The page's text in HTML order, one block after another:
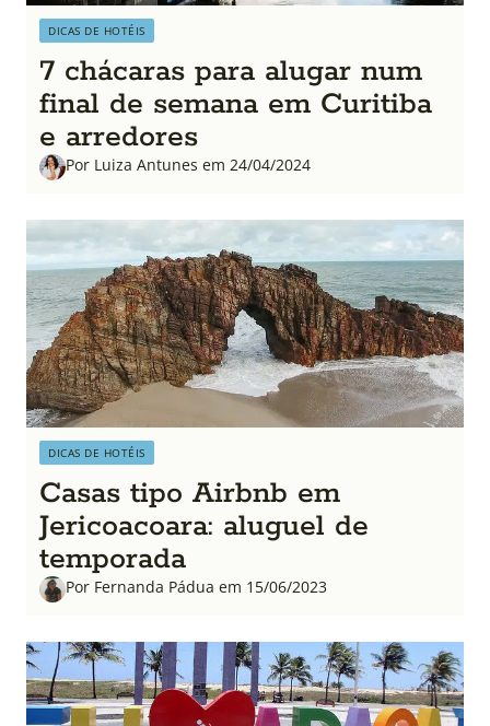
DICAS DE HOTÉIS
7 chácaras para alugar num
final de semana em Curitiba
e arredores
Por Luiza Antunes em 24/04/2024
DICAS DE HOTÉIS
Casas tipo Airbnb em
Jericoacoara: aluguel de
temporada
Por Fernanda Pádua em 15/06/2023